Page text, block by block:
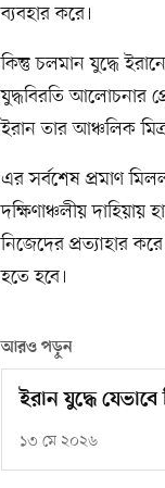
ব্যবহার করে।
কিন্তু চলমান যুদ্ধে
যুদ্ধবিরতি আলোচনার
ইরান তার আঞ্চলিক
এর সর্বশেষ প্রমাণ
দক্ষিণাঞ্চলীয়
নিজেদের প্রত্যাহার
হতে হবে।
আরও পড়ুন
ইরান যুদ্ধে
১৩ মে ২০২৬